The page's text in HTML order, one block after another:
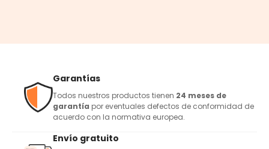
Garantías
Todos nuestros productos tienen 24 meses de
garantía por eventuales defectos de conformidad de
acuerdo con la normativa europea.
Envío gratuito